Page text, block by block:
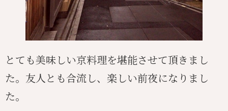
とても美味しい京料理を堪能させて頂きまし
た。友人とも合流し、楽しい前夜になりまし
た。